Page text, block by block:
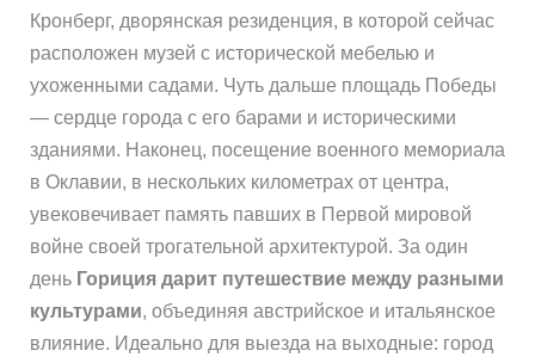
Кронберг, дворянская резиденция, в которой сейчас
расположен музей с исторической мебелью и
ухоженными садами. Чуть дальше площадь Победы
— сердце города с его барами и историческими
зданиями. Наконец, посещение военного мемориала
в Оклавии, в нескольких километрах от центра,
увековечивает память павших в Первой мировой
войне своей трогательной архитектурой. За один
день Гориция дарит путешествие между разными
культурами, объединяя австрийское и итальянское
влияние. Идеально для выезда на выходные: город